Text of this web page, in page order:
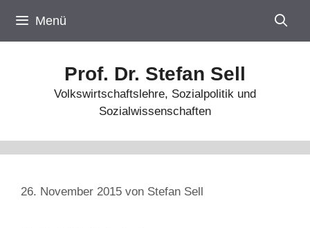
Inhalt
springen
Menü
Prof. Dr. Stefan Sell
Volkswirtschaftslehre, Sozialpolitik und
Sozialwissenschaften
26. November 2015 von Stefan Sell